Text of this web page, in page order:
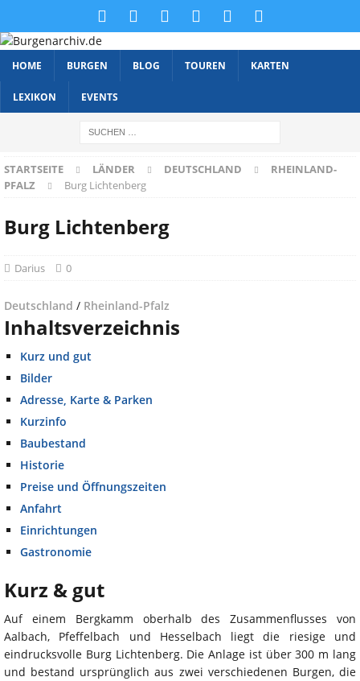
HOME BURGEN BLOG TOUREN KARTEN
LEXIKON EVENTS
STARTSEITE LÄNDER DEUTSCHLAND
RHEINLAND-
PFALZ
Burg Lichtenberg
Burg Lichtenberg
Darius 0
Deutschland / Rheinland-Pfalz
Inhaltsverzeichnis
Kurz und gut
Bilder
Adresse, Karte & Parken
Kurzinfo
Baubestand
Historie
Preise und Öffnungszeiten
Anfahrt
Einrichtungen
Gastronomie
Kurz & gut
Auf einem Bergkamm oberhalb des Zusammenflusses von
Aalbach, Pfeffelbach und Hesselbach liegt die riesige und
eindrucksvolle Burg Lichtenberg. Die Anlage ist über 300 m lang
und bestand ursprünglich aus zwei verschiedenen Burgen, die